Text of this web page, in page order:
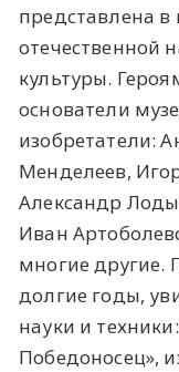
представлена в
отечественной
культуры.
основатели
изобретатели:
Менделеев,
Александр
Иван
многие другие.
долгие годы,
науки и
Победоносец»,